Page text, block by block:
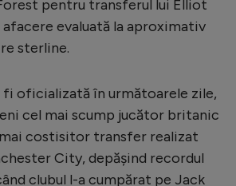
2024
pentru transferul lui Elliot
evaluată la aproximativ
sterline.
fi oficializată în următoarele zile,
cel mai scump jucător britanic
costisitor transfer realizat
City, depășind recordul
clubul l-a cumpărat pe Jack